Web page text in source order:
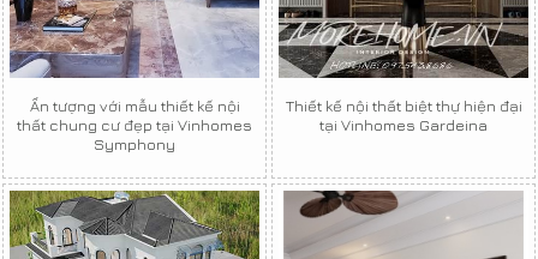
Ấn tượng với mẫu thiết kế nội
thất chung cư đẹp tại Vinhomes
Symphony
Thiết kế nội thất biệt thự hiện đại
tại Vinhomes Gardeina